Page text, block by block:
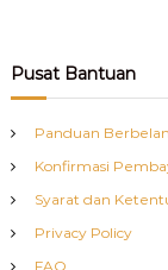
Pusat Bantuan
Panduan
Konfirmasi
Syarat dan
Privacy Policy
FAQ